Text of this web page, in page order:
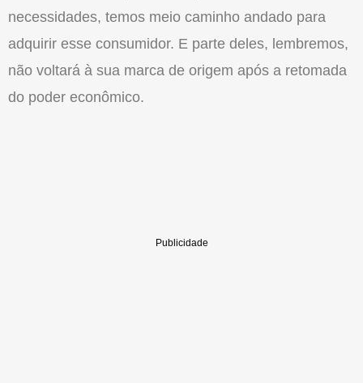
necessidades, temos meio caminho andado para
adquirir esse consumidor. E parte deles, lembremos,
não voltará à sua marca de origem após a retomada
do poder econômico.